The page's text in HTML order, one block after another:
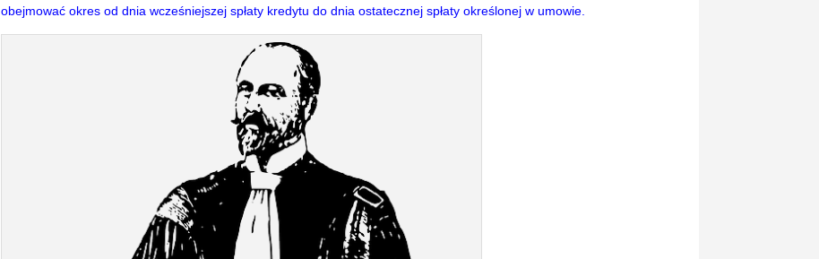
obejmować okres od dnia wcześniejszej spłaty kredytu do dnia ostatecznej spłaty określonej w umowie.